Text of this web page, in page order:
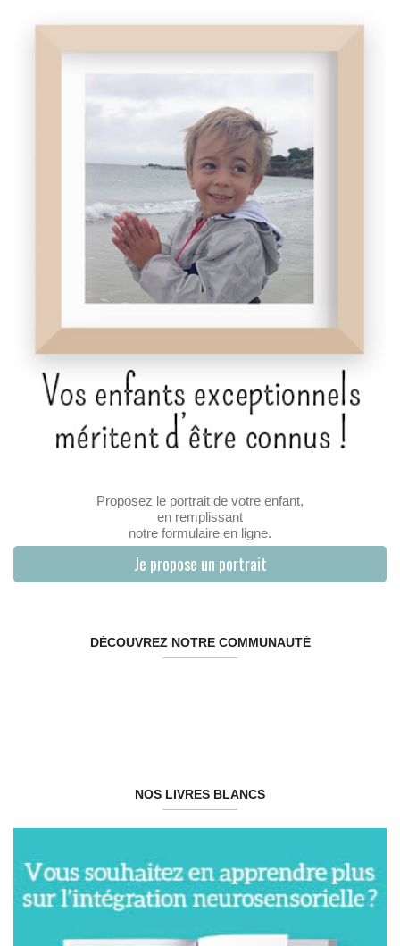
Proposez le portrait de votre enfant,
en remplissant
notre formulaire en ligne.
Je propose un portrait
DÉCOUVREZ NOTRE COMMUNAUTÉ
NOS LIVRES BLANCS